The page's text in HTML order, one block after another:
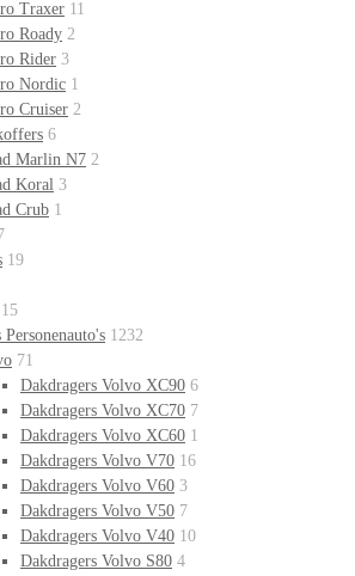
Traxer 11
Roady 2
Rider 3
Nordic 1
Cruiser 2
6
Marlin N7 2
Koral 3
Crub 1
19
15
1232
71
Dakdragers Volvo XC90 6
Dakdragers Volvo XC70 7
Dakdragers Volvo XC60 1
Dakdragers Volvo V70 16
Dakdragers Volvo V60 3
Dakdragers Volvo V50 7
Dakdragers Volvo V40 10
Dakdragers Volvo S80 4